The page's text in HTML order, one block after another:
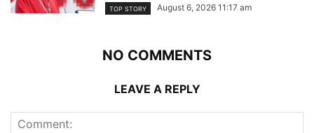
TOP STORY August 6, 2026 11:17 am
NO COMMENTS
LEAVE A REPLY